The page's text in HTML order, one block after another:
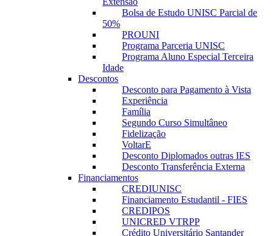
Bolsa de Estudo UNISC Parcial de
50%
PROUNI
Programa Parceria UNISC
Programa Aluno Especial Terceira
Idade
Descontos
Desconto para Pagamento à Vista
Experiência
Família
Segundo Curso Simultâneo
Fidelização
VoltarE
Desconto Diplomados outras IES
Desconto Transferência Externa
Financiamentos
CREDIUNISC
Financiamento Estudantil - FIES
CREDIPOS
UNICRED VTRPP
Crédito Universitário Santander